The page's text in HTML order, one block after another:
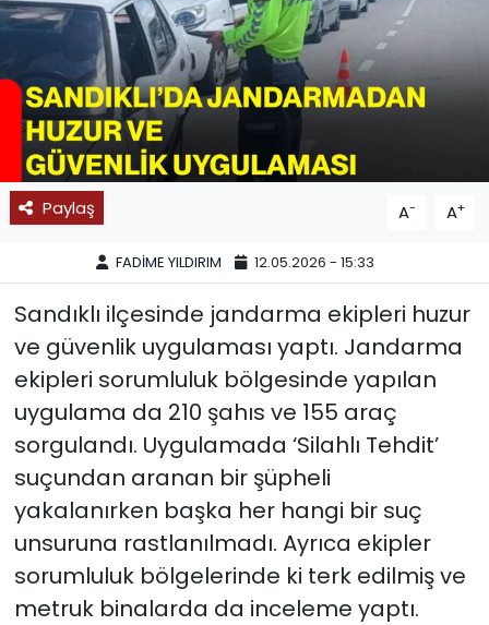
Paylaş A- A+
FADİME YILDIRIM 12.05.2026 - 15:33
Sandıklı ilçesinde jandarma ekipleri huzur
ve güvenlik uygulaması yaptı. Jandarma
ekipleri sorumluluk bölgesinde yapılan
uygulama da 210 şahıs ve 155 araç
sorgulandı. Uygulamada ‘Silahlı Tehdit’
suçundan aranan bir şüpheli
yakalanırken başka her hangi bir suç
unsuruna rastlanılmadı. Ayrıca ekipler
sorumluluk bölgelerinde ki terk edilmiş ve
metruk binalarda da inceleme yaptı.